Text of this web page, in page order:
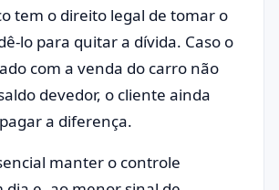
tem o direito legal de tomar o
lo para quitar a dívida. Caso o
com a venda do carro não
devedor, o cliente ainda
a diferença.
manter o controle